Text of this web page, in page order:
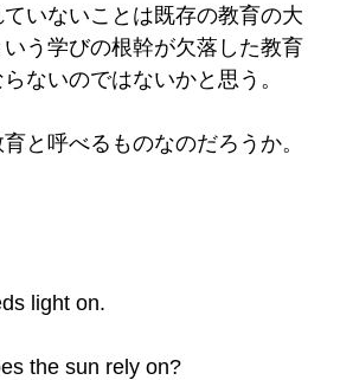
いないことは既存の教育の大
う学びの根幹が欠落した教育
ないのではないかと思う。
と呼べるものなのだろうか。
light on.
the sun rely on?